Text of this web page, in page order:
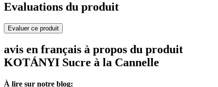
Evaluations du produit
Evaluer ce produit
avis en français à propos du produit
KOTÁNYI Sucre à la Cannelle
À lire sur notre blog: